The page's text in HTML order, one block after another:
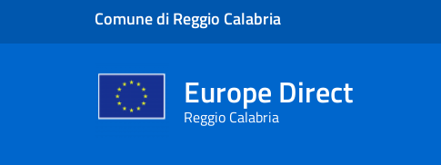
Comune di Reggio Calabria
Europe Direct
Reggio Calabria